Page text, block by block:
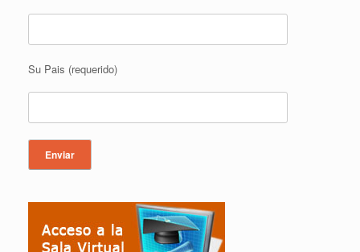
Su Pais (requerido)